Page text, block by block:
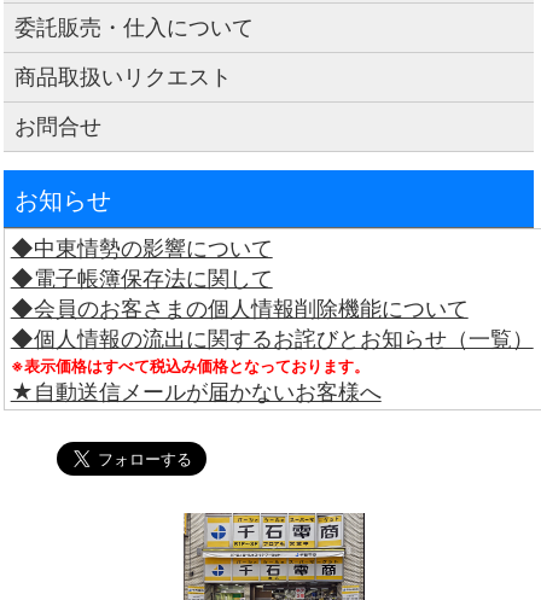
委託販売・仕入について
商品取扱いリクエスト
お問合せ
お知らせ
◆中東情勢の影響について
◆電子帳簿保存法に関して
◆会員のお客さまの個人情報削除機能について
◆個人情報の流出に関するお詫びとお知らせ（一覧）
※表示価格はすべて税込み価格となっております。
★自動送信メールが届かないお客様へ